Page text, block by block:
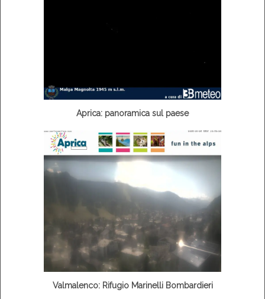
Aprica: panoramica sul paese
Valmalenco: Rifugio Marinelli Bombardieri